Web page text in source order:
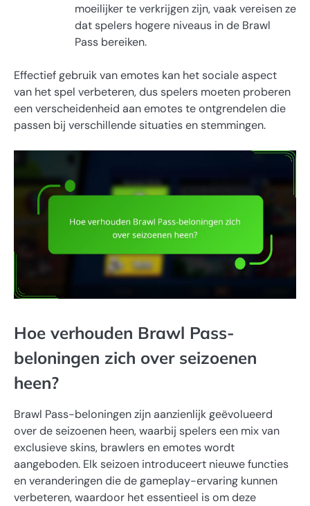
moeilijker te verkrijgen zijn, vaak vereisen ze
dat spelers hogere niveaus in de Brawl
Pass bereiken.
Effectief gebruik van emotes kan het sociale aspect
van het spel verbeteren, dus spelers moeten proberen
een verscheidenheid aan emotes te ontgrendelen die
passen bij verschillende situaties en stemmingen.
Hoe verhouden Brawl Pass-
beloningen zich over seizoenen
heen?
Brawl Pass-beloningen zijn aanzienlijk geëvolueerd
over de seizoenen heen, waarbij spelers een mix van
exclusieve skins, brawlers en emotes wordt
aangeboden. Elk seizoen introduceert nieuwe functies
en veranderingen die de gameplay-ervaring kunnen
verbeteren, waardoor het essentieel is om deze